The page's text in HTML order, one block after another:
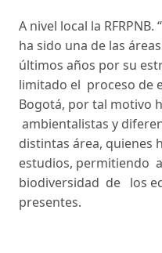
A nivel local la
ha sido una de las
últimos años por su
limitado el proceso de
Bogotá, por tal motivo
ambientalistas y
distintas área, quienes
estudios, permitiendo
biodiversidad de los
presentes.